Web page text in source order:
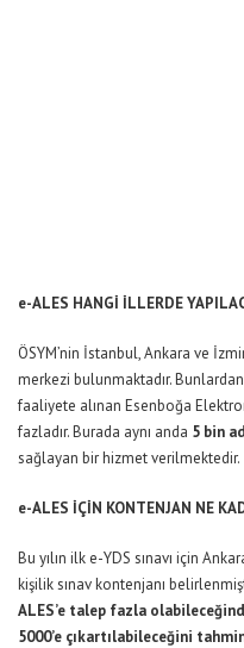
e-ALES HANGİ İLLERDE
ÖSYM’nin İstanbul, Ankara ve
merkezi bulunmaktadır.
faaliyete alınan Esenboğa
fazladır. Burada aynı anda 5 bin
sağlayan bir hizmet verilmektedir.
e-ALES İÇİN KONTENJAN NE
Bu yılın ilk e-YDS sınavı için
kişilik sınav kontenjanı
ALES’e talep fazla
5000’e çıkartılabileceğini